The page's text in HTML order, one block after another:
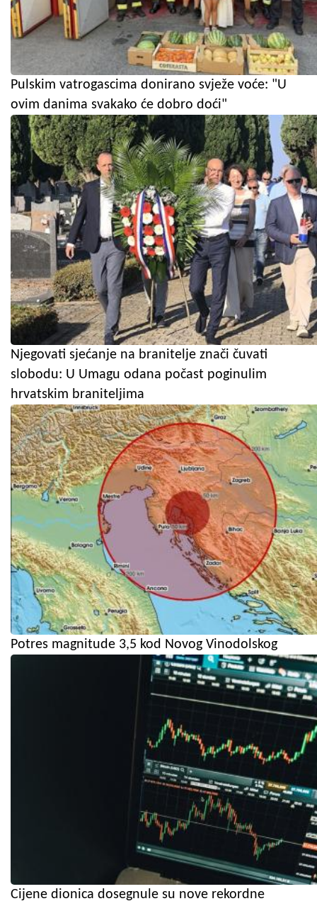
Pulskim vatrogascima donirano svježe voće: "U
ovim danima svakako će dobro doći"
Njegovati sjećanje na branitelje znači čuvati
slobodu: U Umagu odana počast poginulim
hrvatskim braniteljima
Potres magnitude 3,5 kod Novog Vinodolskog
Cijene dionica dosegnule su nove rekordne